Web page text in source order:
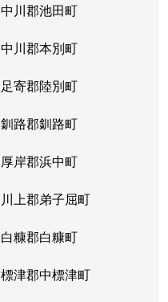
中川郡池田町
中川郡本別町
足寄郡陸別町
釧路郡釧路町
厚岸郡浜中町
川上郡弟子屈町
白糠郡白糠町
標津郡中標津町